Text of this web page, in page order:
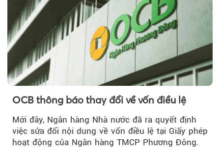
OCB thông báo thay đổi về vốn điều lệ
Mới đây, Ngân hàng Nhà nước đã ra quyết định
việc sửa đổi nội dung về vốn điều lệ tại Giấy phép
hoạt động của Ngân hàng TMCP Phương Đông.